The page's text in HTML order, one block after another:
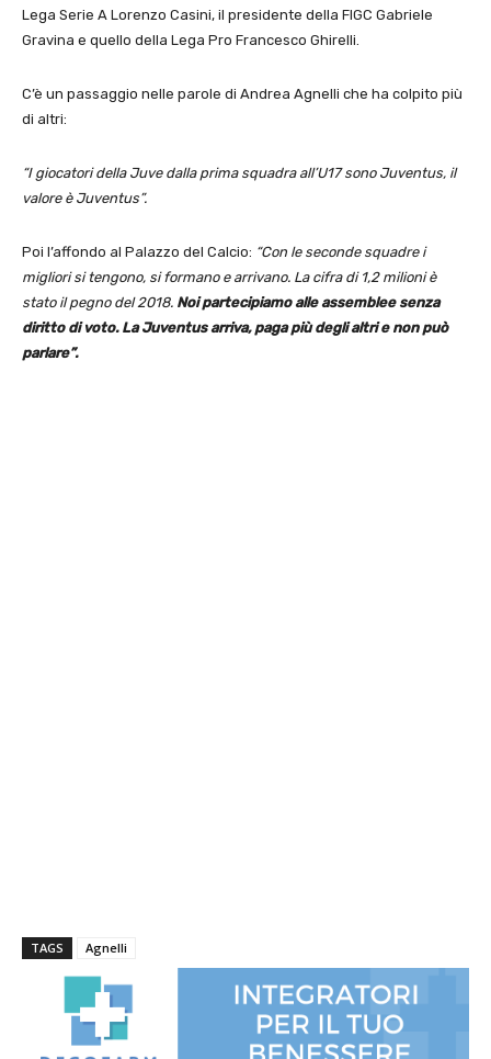
Lega Serie A Lorenzo Casini, il presidente della FIGC Gabriele
Gravina e quello della Lega Pro Francesco Ghirelli.
C’è un passaggio nelle parole di Andrea Agnelli che ha colpito più
di altri:
“I giocatori della Juve dalla prima squadra all’U17 sono Juventus, il
valore è Juventus”.
Poi l’affondo al Palazzo del Calcio: “Con le seconde squadre i
migliori si tengono, si formano e arrivano. La cifra di 1,2 milioni è
stato il pegno del 2018. Noi partecipiamo alle assemblee senza
diritto di voto. La Juventus arriva, paga più degli altri e non può
parlare”.
TAGS Agnelli